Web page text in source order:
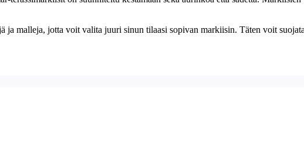
ja malleja, jotta voit valita juuri sinun tilaasi sopivan markiisin. Täten voit